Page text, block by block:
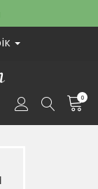
грн
0